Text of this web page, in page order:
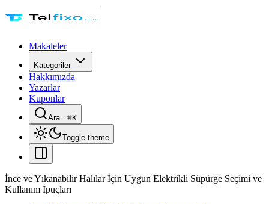
Makaleler
Kategoriler
Hakkımızda
Yazarlar
Kuponlar
Ara...⌘K
Toggle theme
İnce ve Yıkanabilir Halılar İçin Uygun Elektrikli Süpürge Seçimi ve
Kullanım İpuçları